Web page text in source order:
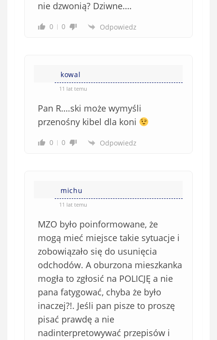
nie dzwonią? Dziwne….
0 0 Odpowiedz
kowal
11 lat temu
Pan R….ski może wymyśli
przenośny kibel dla koni
0 0 Odpowiedz
michu
11 lat temu
MZO było poinformowane, że
mogą mieć miejsce takie sytuacje i
zobowiązało się do usunięcia
odchodów. A oburzona mieszkanka
mogła to zgłosić na POLICJĘ a nie
pana fatygować, chyba że było
inaczej?!. Jeśli pan pisze to proszę
pisać prawdę a nie
nadinterpretowywać przepisów i